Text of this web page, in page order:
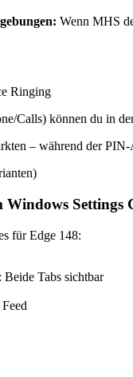
Wenn MHS
Ringing
Calls) können du in
– während der
Windows Settings
für Edge 148:
Tabs sichtbar